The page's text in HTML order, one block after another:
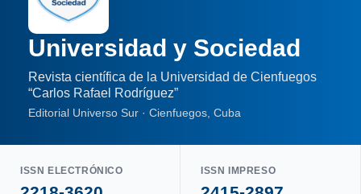
Universidad y Sociedad
Revista científica de la Universidad de Cienfuegos
“Carlos Rafael Rodríguez”
Editorial Universo Sur · Cienfuegos, Cuba
ISSN ELECTRÓNICO ISSN IMPRESO